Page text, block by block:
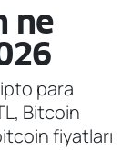
ne
para
Bitcoin
fiyatları